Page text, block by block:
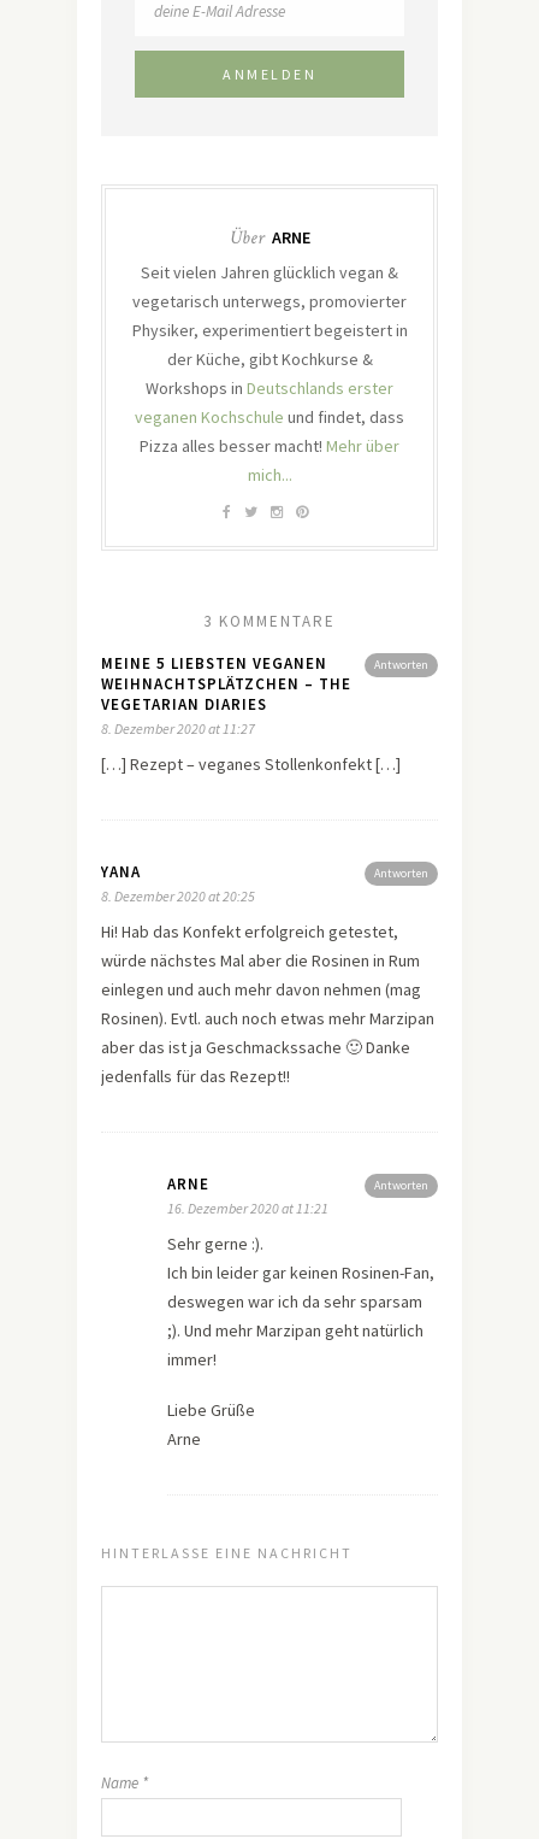
Über ARNE
Seit vielen Jahren glücklich vegan &
vegetarisch unterwegs, promovierter
Physiker, experimentiert begeistert in
der Küche, gibt Kochkurse &
Workshops in Deutschlands erster
veganen Kochschule und findet, dass
Pizza alles besser macht! Mehr über
mich...
3 KOMMENTARE
Antworten
MEINE 5 LIEBSTEN VEGANEN
WEIHNACHTSPLÄTZCHEN – THE
VEGETARIAN DIARIES
8. Dezember 2020 at 11:27
[…] Rezept – veganes Stollenkonfekt […]
Antworten
YANA
8. Dezember 2020 at 20:25
Hi! Hab das Konfekt erfolgreich getestet,
würde nächstes Mal aber die Rosinen in Rum
einlegen und auch mehr davon nehmen (mag
Rosinen). Evtl. auch noch etwas mehr Marzipan
aber das ist ja Geschmackssache 🙂 Danke
jedenfalls für das Rezept!!
Antworten
ARNE
16. Dezember 2020 at 11:21
Sehr gerne :).
Ich bin leider gar keinen Rosinen-Fan,
deswegen war ich da sehr sparsam
;). Und mehr Marzipan geht natürlich
immer!
Liebe Grüße
Arne
HINTERLASSE EINE NACHRICHT
Name *